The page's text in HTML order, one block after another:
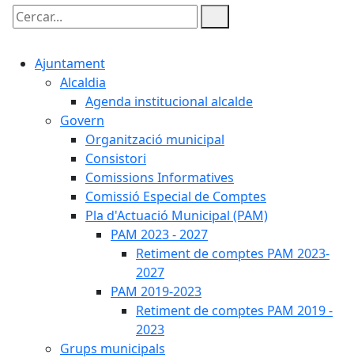
Cercar:
Ajuntament
Alcaldia
Agenda institucional alcalde
Govern
Organització municipal
Consistori
Comissions Informatives
Comissió Especial de Comptes
Pla d'Actuació Municipal (PAM)
PAM 2023 - 2027
Retiment de comptes PAM 2023-
2027
PAM 2019-2023
Retiment de comptes PAM 2019 -
2023
Grups municipals